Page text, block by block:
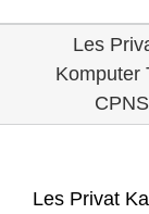
Les
Komputer
Les Privat